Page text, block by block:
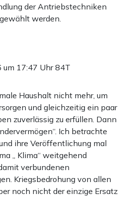
der Antriebstechniken
werden.
um 17:47 Uhr84T
Haushalt nicht mehr, um
und gleichzeitig ein paar
zuverlässig zu erfüllen. Dann
Ich betrachte
ihre Veröffentlichung mal
„ Klima“ weitgehend
verbundenen
Kriegsbedrohung von allen
noch nicht der einzige Ersatz